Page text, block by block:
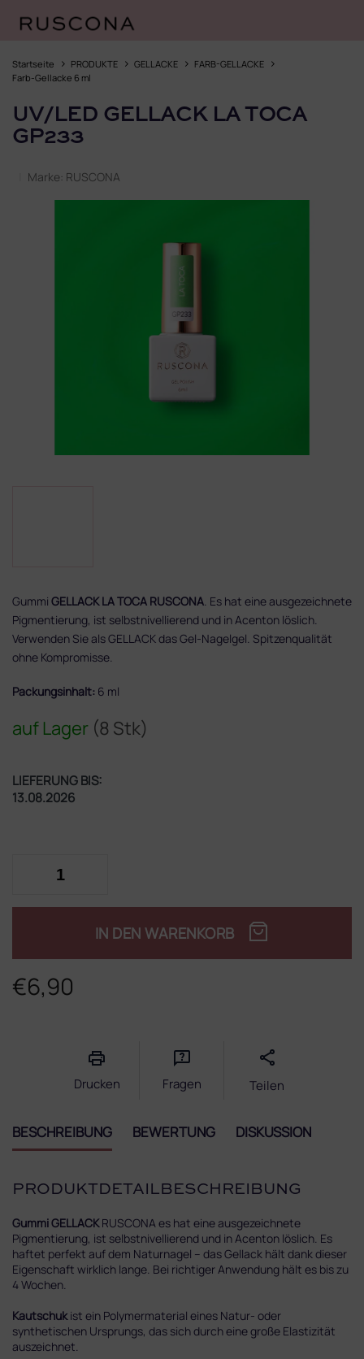
Inhalt
springen
Startseite PRODUKTE GELLACKE
FARB-GELLACKE
Farb-Gellacke 6 ml
UV/LED GELLACK LA TOCA
GP233
Marke: RUSCONA
€6,90
auf Lager (8 Stk)
LIEFERUNG BIS:
13.08.2026
IN DEN WARENKORB
Gummi GELLACK LA TOCA RUSCONA . Es hat eine ausgezeichnete
Pigmentierung, ist selbstnivellierend und in Acenton löslich.
Verwenden Sie als GELLACK das Gel-Nagelgel. Spitzenqualität
ohne Kompromisse.
Packungsinhalt: 6 ml
Drucken Fragen Teilen
BESCHREIBUNG BEWERTUNG DISKUSSION
PRODUKTDETAILBESCHREIBUNG
Gummi GELLACKRUSCONA es hat eine ausgezeichnete
Pigmentierung, ist selbstnivellierend und in Acenton löslich. Es
haftet perfekt auf dem Naturnagel – das Gellack hält dank dieser
Eigenschaft wirklich lange. Bei richtiger Anwendung hält es bis zu
4 Wochen.
Kautschuk ist ein Polymermaterial eines Natur- oder
synthetischen Ursprungs, das sich durch eine große Elastizität
auszeichnet.